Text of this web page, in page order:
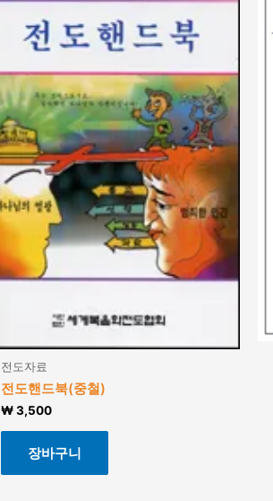
전도자료
전도핸드북(중철)
₩3,500
장바구니